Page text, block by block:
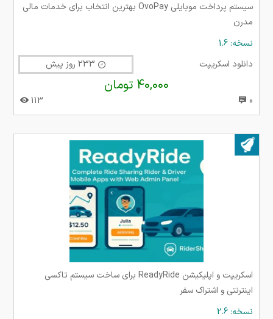
سیستم پرداخت موبایلی OvoPay بهترین انتخاب برای خدمات مالی
مدرن
نسخه: 1.6
دانلود اسکریپت
40,000 تومان
0
113
اسکریپت و اپلیکیشن ReadyRide برای ساخت سیستم تاکسی
اینترنتی و اشتراک سفر
نسخه: 2.6